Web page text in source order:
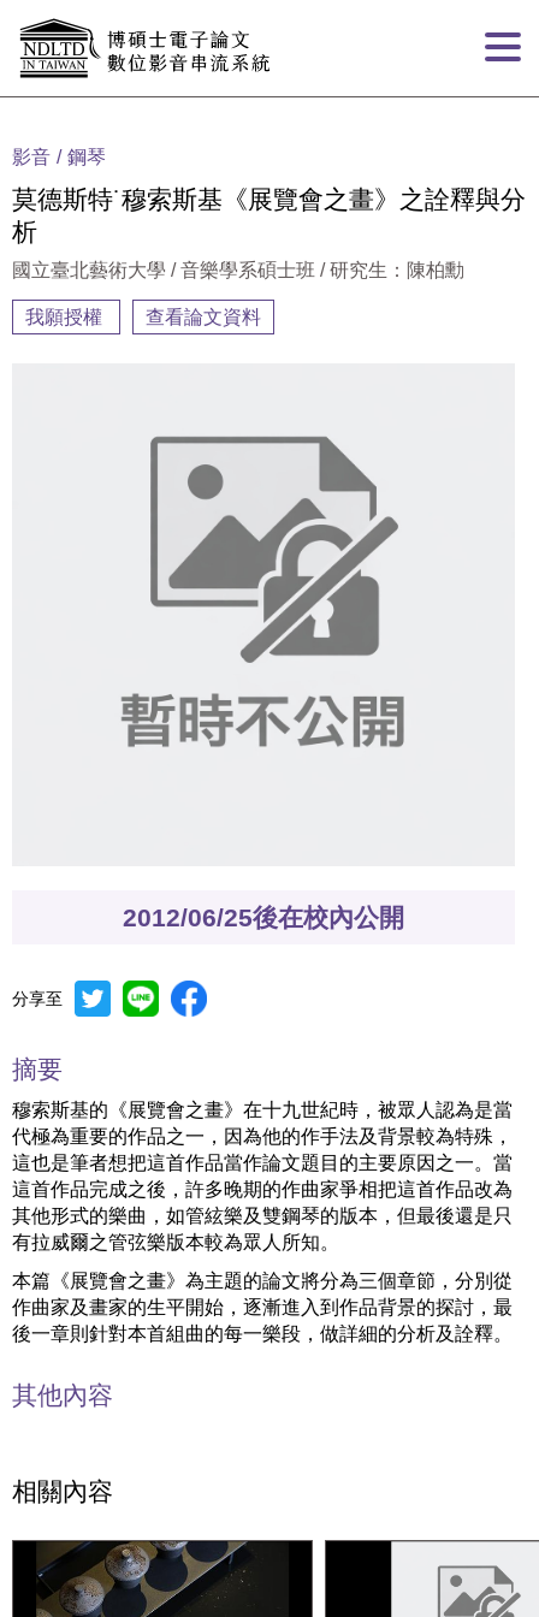
影音 鋼琴
莫德斯特˙穆索斯基《展覽會之畫》之詮釋與分
析
國立臺北藝術大學 / 音樂學系碩士班 / 研究生：陳柏勳
我願授權 查看論文資料
2012/06/25後在校內公開
分享至
摘要
穆索斯基的《展覽會之畫》在十九世紀時，被眾人認為是當
代極為重要的作品之一，因為他的作手法及背景較為特殊，
這也是筆者想把這首作品當作論文題目的主要原因之一。當
這首作品完成之後，許多晚期的作曲家爭相把這首作品改為
其他形式的樂曲，如管絃樂及雙鋼琴的版本，但最後還是只
有拉威爾之管弦樂版本較為眾人所知。
本篇《展覽會之畫》為主題的論文將分為三個章節，分別從
作曲家及畫家的生平開始，逐漸進入到作品背景的探討，最
後一章則針對本首組曲的每一樂段，做詳細的分析及詮釋。
其他內容
相關內容